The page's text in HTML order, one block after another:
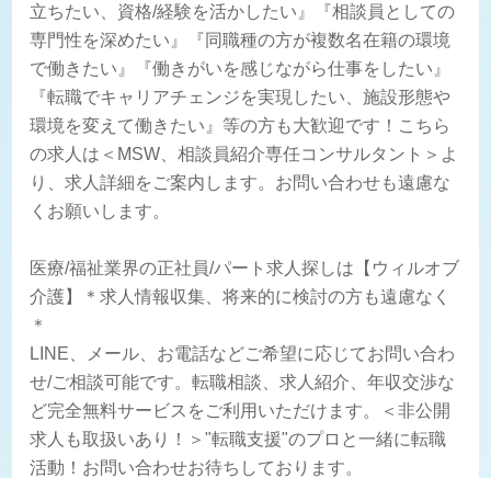
立ちたい、資格/経験を活かしたい』『相談員としての
専門性を深めたい』『同職種の方が複数名在籍の環境
で働きたい』『働きがいを感じながら仕事をしたい』
『転職でキャリアチェンジを実現したい、施設形態や
環境を変えて働きたい』等の方も大歓迎です！こちら
の求人は＜MSW、相談員紹介専任コンサルタント＞よ
り、求人詳細をご案内します。お問い合わせも遠慮な
くお願いします。
医療/福祉業界の正社員/パート求人探しは【ウィルオブ
介護】＊求人情報収集、将来的に検討の方も遠慮なく
＊
LINE、メール、お電話などご希望に応じてお問い合わ
せ/ご相談可能です。転職相談、求人紹介、年収交渉な
ど完全無料サービスをご利用いただけます。＜非公開
求人も取扱いあり！＞"転職支援"のプロと一緒に転職
活動！お問い合わせお待ちしております。